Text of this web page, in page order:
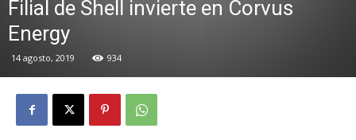
Filial de Shell invierte en Corvus
Energy
14 agosto, 2019 934